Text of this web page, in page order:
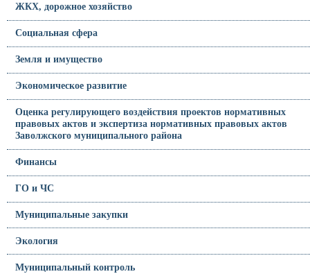
ЖКХ, дорожное хозяйство
Социальная сфера
Земля и имущество
Экономическое развитие
Оценка регулирующего воздействия проектов нормативных
правовых актов и экспертиза нормативных правовых актов
Заволжского муниципального района
Финансы
ГО и ЧС
Муниципальные закупки
Экология
Муниципальный контроль